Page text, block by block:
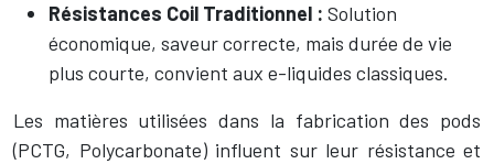
Résistances Coil Traditionnel : Solution
économique, saveur correcte, mais durée de vie
plus courte, convient aux e-liquides classiques.
Les matières utilisées dans la fabrication des pods
(PCTG, Polycarbonate) influent sur leur résistance et